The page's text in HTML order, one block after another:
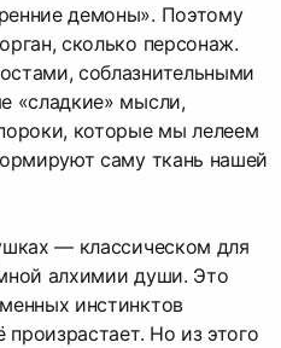
демоны». Поэтому
сколько персонаж.
соблазнительными
«сладкие» мысли,
которые мы лелеем
саму ткань нашей
— классическом для
алхимии души. Это
инстинктов
произрастает. Но из этого